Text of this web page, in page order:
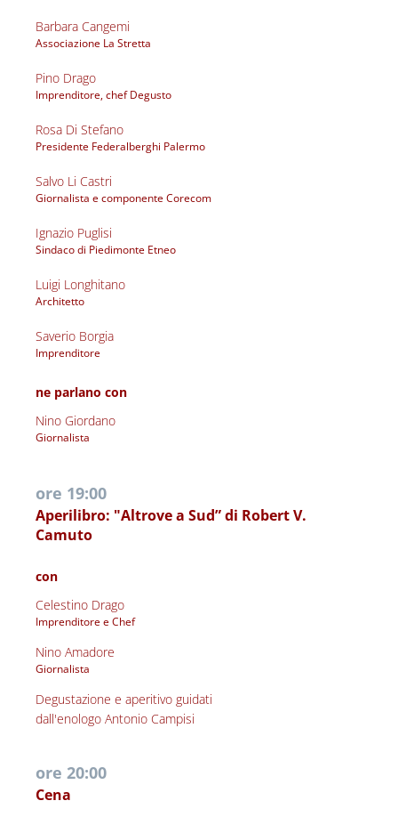
Barbara Cangemi
Associazione La Stretta
Pino Drago
Imprenditore, chef Degusto
Rosa Di Stefano
Presidente Federalberghi Palermo
Salvo Li Castri
Giornalista e componente Corecom
Ignazio Puglisi
Sindaco di Piedimonte Etneo
Luigi Longhitano
Architetto
Saverio Borgia
Imprenditore
ne parlano con
Nino Giordano
Giornalista
ore 19:00
Aperilibro: "Altrove a Sud” di Robert V.
Camuto
con
Celestino Drago
Imprenditore e Chef
Nino Amadore
Giornalista
Degustazione e aperitivo guidati
dall'enologo Antonio Campisi
ore 20:00
Cena